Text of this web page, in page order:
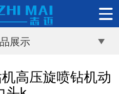
展示
高压旋喷钻机动